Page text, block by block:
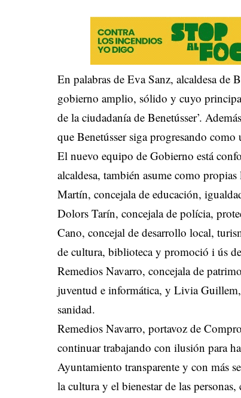
En palabras de Eva Sanz, alcaldesa de
gobierno amplio, sólido y cuyo
de la ciudadanía de Benetússer’.
que Benetússer siga progresando
El nuevo equipo de Gobierno está
alcaldesa, también asume como
Martín, concejala de educación,
Dolors Tarín, concejala de polícia,
Cano, concejal de desarrollo local,
de cultura, biblioteca y promoció i ús
Remedios Navarro, concejala de
juventud e informática, y Livia
sanidad.
Remedios Navarro, portavoz de
continuar trabajando con ilusión para
Ayuntamiento transparente y con más
la cultura y el bienestar de las